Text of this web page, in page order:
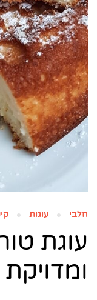
חלבי עוגות
עוגת